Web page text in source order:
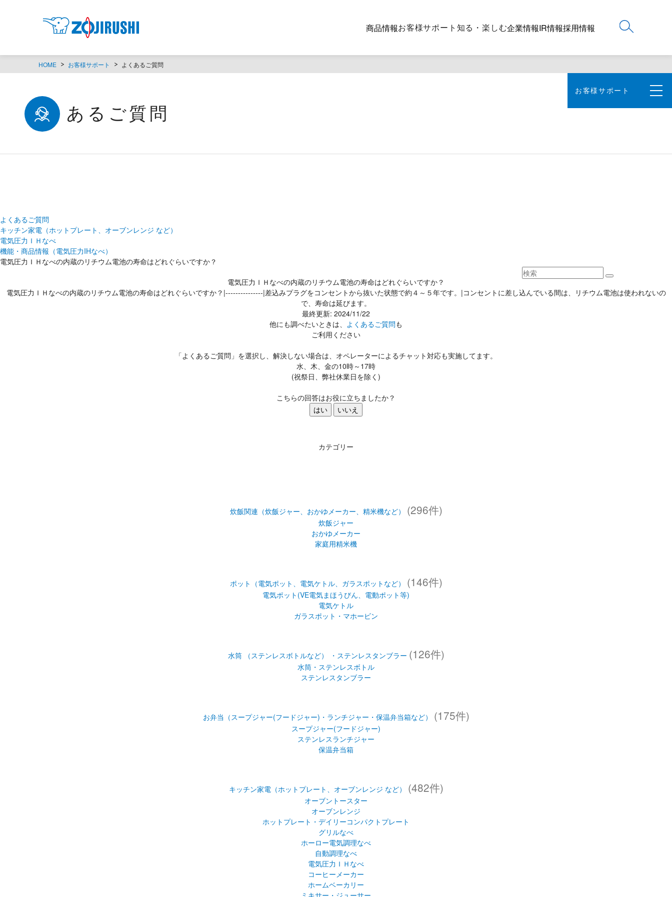
商品情報お客様サポート 知る・楽しむ企業情報IR情報採用情報
HOME お客様サポート よくあるご質問
お客様サポート
よくあるご質問
よくあるご質問
キッチン家電（ホットプレート、オーブンレンジ など）
電気圧力ＩＨなべ
機能・商品情報（電気圧力IHなべ）
電気圧力ＩＨなべの内蔵のリチウム電池の寿命はどれぐらいですか？
電気圧力ＩＨなべの内蔵のリチウム電池の寿命はどれぐらいですか？
電気圧力ＩＨなべの内蔵のリチウム電池の寿命はどれぐらいですか？|---------------|差込みプラグをコンセントから抜いた状態で約４～５年です。|コンセントに差し込んでいる間は、リチウム電池は使われないの
で、寿命は延びます。
最終更新: 2024/11/22
他にも調べたいときは、 よくあるご質問も
ご利用ください
「よくあるご質問」を選択し、解決しない場合は、オペレーターによるチャット対応も実施してます。
水、木、金の10時～17時
(祝祭日、弊社休業日を除く)
こちらの回答はお役に立ちましたか？
はい
いいえ
カテゴリー
炊飯ジャー
おかゆメーカー
家庭用精米機
ガラスポット・マホービン
水筒 （ステンレスボトルなど） ・ステンレスタンブラー
お弁当（スープジャー(フードジャー)・ランチジャー・保温弁当箱など） (175件)
スープジャー(フードジャー)
ステンレスランチジャー
キッチン家電（ホットプレート、オーブンレンジ など） (482件)
オーブントースター
オーブンレンジ
ホットプレート・デイリーコンパクトプレート
電気圧力ＩＨなべ
コーヒーメーカー
ホームベーカリー
ミキサー・ジューサー
マルチロースター・フィッシュロースター
もちつき機
ヨーグルトメーカー
食器乾燥器
食器洗い乾燥機
温泉たまご器